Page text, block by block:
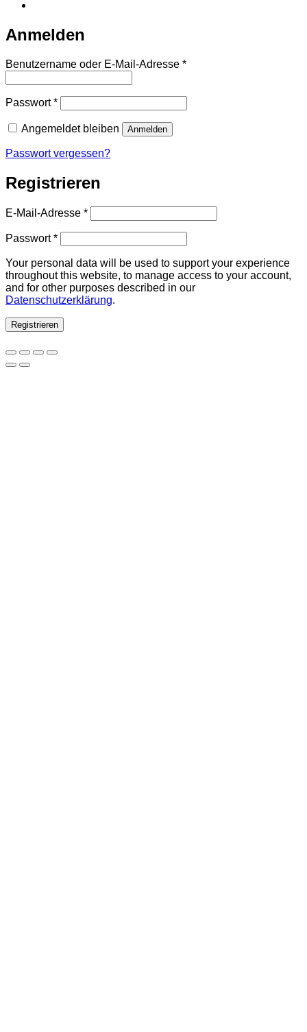
Anmelden
Benutzername oder E-Mail-Adresse *Erforderlich
Passwort*Erforderlich
Angemeldet bleiben Anmelden
Passwort vergessen?
Registrieren
E-Mail-Adresse *Erforderlich
Passwort*Erforderlich
Your personal data will be used to support your experience
throughout this website, to manage access to your account,
and for other purposes described in our
Datenschutzerklärung.
Registrieren